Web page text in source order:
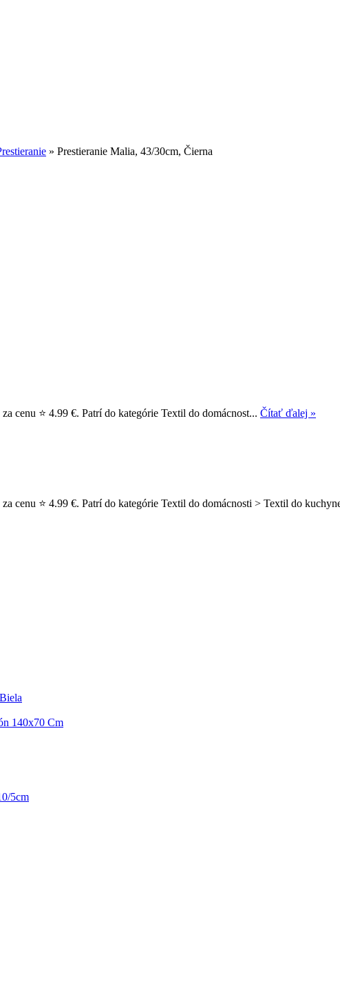
» Prestieranie Malia, 43/30cm, Čierna
cenu ⭐ 4.99 €. Patrí do kategórie Textil do domácnost... Čítať ďalej »
cenu ⭐ 4.99 €. Patrí do kategórie Textil do domácnosti > Textil do
140x70 Cm
5cm